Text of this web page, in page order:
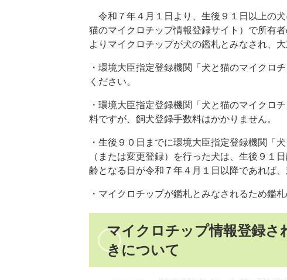
令和７年４月１日より、生後９１日以上の
猫のマイクロチップ情報登録サイト）で所有
よりマイクロチップが犬の鑑札とみなされ、大
・環境大臣指定登録機関「犬と猫のマイクロ
ください。
・環境大臣指定登録機関「犬と猫のマイクロ
料ですが、飼犬登録手数料はかかりません。
・生後９０日までに環境大臣指定登録機関「
（または変更登録）を行った犬は、生後９１
齢となる日が令和７年４月１日以降であれば
・マイクロチップが鑑札とみなされるため鑑
マイクロチップ情報登録さ
きについて